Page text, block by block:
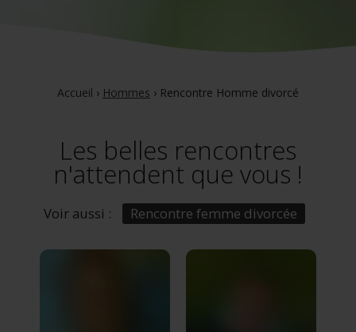
Accueil › Hommes › Rencontre Homme divorcé
Les belles rencontres
n'attendent que vous !
Voir aussi : Rencontre femme divorcée